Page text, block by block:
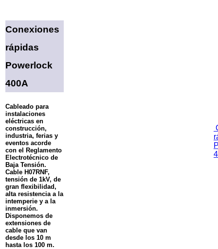
Conexiones
rápidas
Powerlock
400A
Cableado para
instalaciones
eléctricas en
construcción,
industria, ferias y
eventos acorde
con el Reglamento
Electrotécnico de
Baja Tensión.
Cable H07RNF,
tensión de 1kV, de
gran flexibilidad,
alta resistencia a la
intemperie y a la
inmersión.
Disponemos de
extensiones de
cable que van
desde los 10 m
hasta los 100 m.